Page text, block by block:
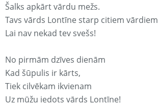
Šalks apkārt vārdu mežs.
Tavs vārds Lontīne starp citiem vārdiem
Lai nav nekad tev svešs!
No pirmām dzīves dienām
Kad šūpulis ir kārts,
Tiek cilvēkam ikvienam
Uz mūžu iedots vārds Lontīne!